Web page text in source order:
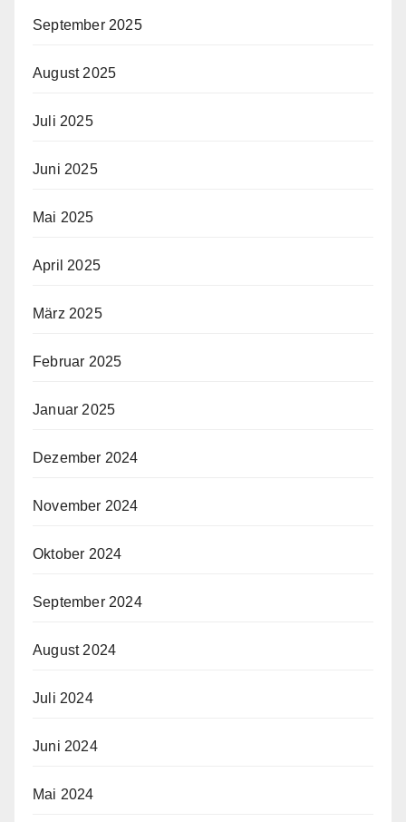
September 2025
August 2025
Juli 2025
Juni 2025
Mai 2025
April 2025
März 2025
Februar 2025
Januar 2025
Dezember 2024
November 2024
Oktober 2024
September 2024
August 2024
Juli 2024
Juni 2024
Mai 2024